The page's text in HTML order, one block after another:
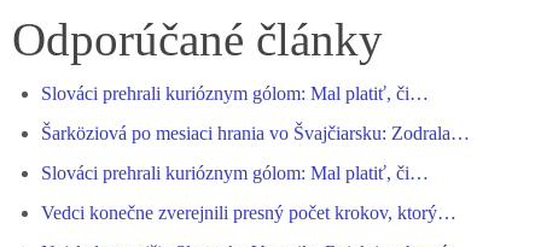
bo
ok
se
er
ts
pp
gr
m
ed
re
Odporúčané články
Slováci prehrali kurióznym gólom: Mal platiť, či…
Šarköziová po mesiaci hrania vo Švajčiarsku: Zodrala…
Slováci prehrali kurióznym gólom: Mal platiť, či…
Vedci konečne zverejnili presný počet krokov, ktorý…